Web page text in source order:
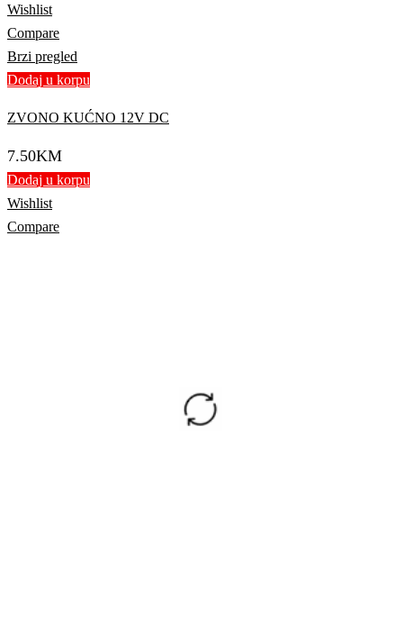
Wishlist
Compare
Brzi pregled
Dodaj u korpu
ZVONO KUĆNO 12V DC
7.50KM
Dodaj u korpu
Wishlist
Compare